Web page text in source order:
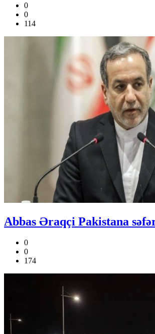
0
0
114
Abbas Əraqçi Pakistana
0
0
174